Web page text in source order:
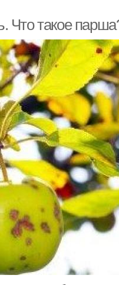
Что такое